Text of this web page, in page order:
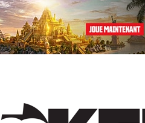
center>